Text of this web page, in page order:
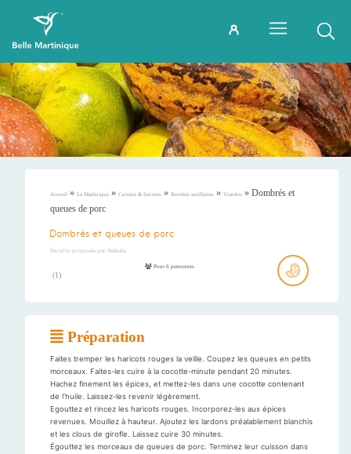
Accueil » La Martinique » Cuisine & Saveurs » Recettes antillaises » Viandes » Dombrés et
queues de porc
Dombrés et queues de porc
Recette proposée par Nathalie
(1)
Pour 6 personnes
Préparation
Faites tremper les haricots rouges la veille. Coupez les queues en petits
morceaux. Faites-les cuire à la cocotte-minute pendant 20 minutes.
Hachez finement les épices, et mettez-les dans une cocotte contenant
de l’huile. Laissez-les revenir légèrement.
Egouttez et rincez les haricots rouges. Incorporez-les aux épices
revenues. Mouillez à hauteur. Ajoutez les lardons préalablement blanchis
et les clous de girofle. Laissez cuire 30 minutes.
Égouttez les morceaux de queues de porc. Terminez leur cuisson dans